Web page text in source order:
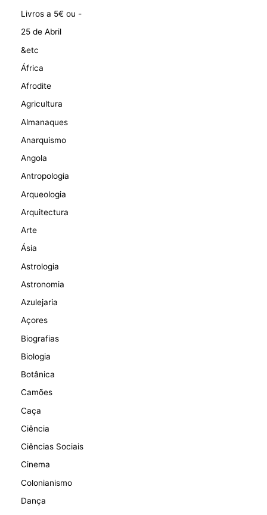
Livros a 5€ ou -
25 de Abril
&etc
África
Afrodite
Agricultura
Almanaques
Anarquismo
Angola
Antropologia
Arqueologia
Arquitectura
Arte
Ásia
Astrologia
Astronomia
Azulejaria
Açores
Biografias
Biologia
Botânica
Camões
Caça
Ciência
Ciências Sociais
Cinema
Colonianismo
Dança